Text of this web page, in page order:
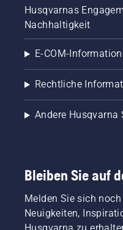
Husqvarnas
Nachhaltigkeit
E-COM-
Rechtliche
Andere Husqvarna
Bleiben Sie auf
Melden Sie sich
Neuigkeiten,